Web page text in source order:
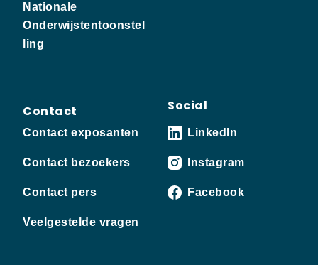
Nationale
Onderwijstentoonstel
ling
Contact
Contact exposanten
Contact bezoekers
Contact pers
Veelgestelde vragen
Social
LinkedIn
Instagram
Facebook